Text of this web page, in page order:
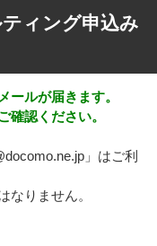
ティング申込み
ールが届きます。
確認ください。
」はご利
りません。